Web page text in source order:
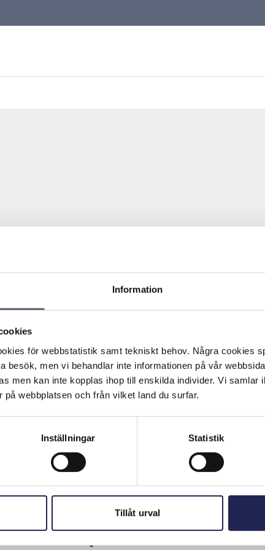
Information
för webbstatistik samt tekniskt behov. Några cookies
besök, men vi behandlar inte informationen på vår
men kan inte kopplas ihop till enskilda individer. Vi samlar
på webbplatsen och från vilket land du surfar.
Inställningar Statistik
Tillåt urval
till operatören för att kunna ringa med en telefon med
enbart ringa nödnummer t ex. Hur snabbt potten tar
utlandssamtal och betalsamtal är betydligt dyrare än
har krav på att du fyller på ditt kontantkort med
kvar. Detta för att de ska kunna ta bort kontantkort som
att om du inte fyller på enligt operatörens krav kan du
Skriv ut sidan